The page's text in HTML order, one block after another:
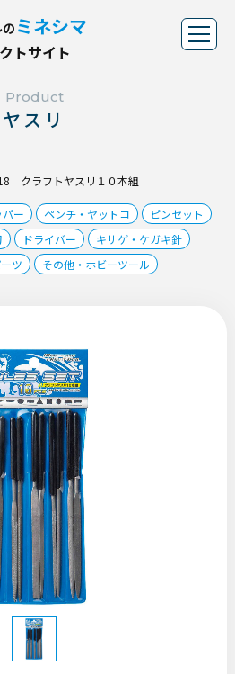
ミネシマ
ク トサイ ト
Product
ヤスリ
クラフトヤスリ１０本組
パー ペンチ・ヤットコ
ピンセット
ドライバー
キサゲ・ケガキ針
ツ その他・ホビーツール